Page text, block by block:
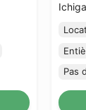
Pas